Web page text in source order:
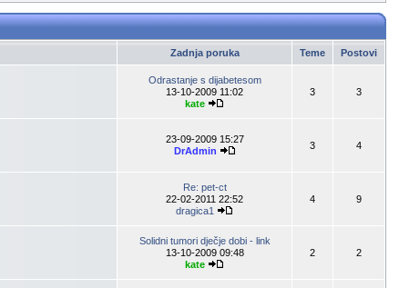
Zadnja poruka Teme Postovi
Odrastanje s dijabetesom
13-10-2009 11:02
kate
3 3
23-09-2009 15:27
DrAdmin
3 4
Re: pet-ct
22-02-2011 22:52
dragica1
4 9
Solidni tumori dječje dobi - link
13-10-2009 09:48
kate
2 2